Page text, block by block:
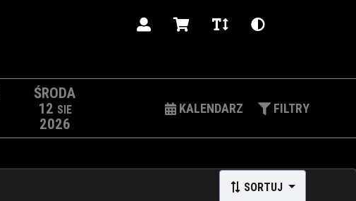
ŚRODA
12 SIE
2026
KALENDARZ FILTRY
SORTUJ